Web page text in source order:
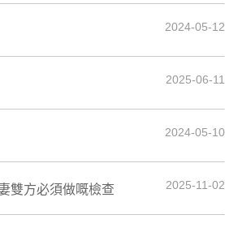
2024-05-12
2025-06-11
2024-05-10
雙方必須做嘅檢查 2025-11-02